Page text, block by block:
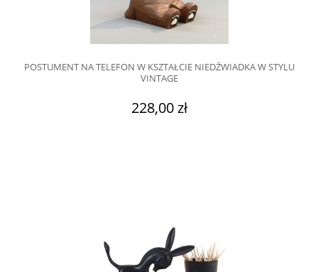
POSTUMENT NA TELEFON W KSZTAŁCIE NIEDŹWIADKA W STYLU
VINTAGE
228,00 zł